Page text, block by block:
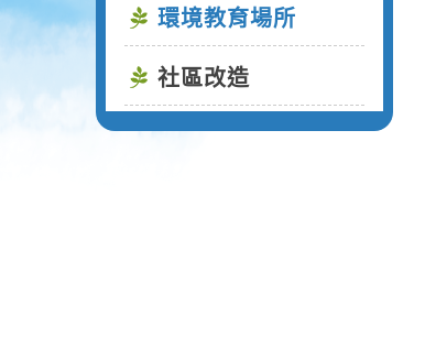
環境教育場所
社區改造